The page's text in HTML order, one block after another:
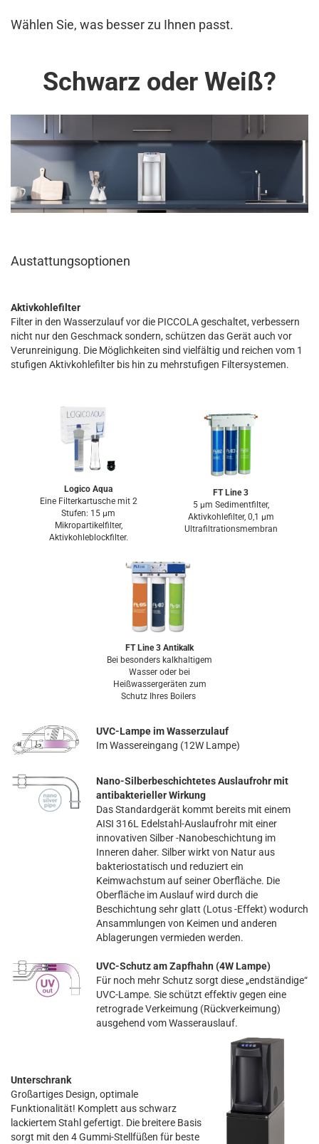
Wählen Sie, was besser zu Ihnen passt.
Schwarz oder Weiß?
Austattungsoptionen
Aktivkohlefilter
Filter in den Wasserzulauf vor die PICCOLA geschaltet, verbessern
nicht nur den Geschmack sondern, schützen das Gerät auch vor
Verunreinigung. Die Möglichkeiten sind vielfältig und reichen vom 1
stufigen Aktivkohlefilter bis hin zu mehrstufigen Filtersystemen.
Logico Aqua
Eine Filterkartusche mit 2
Stufen: 15 µm
Mikropartikelfilter,
Aktivkohleblockfilter.
FT Line 3
5 µm Sedimentfilter,
Aktivkohlefilter, 0,1 µm
Ultrafiltrationsmembran
FT Line 3 Antikalk
Bei besonders kalkhaltigem
Wasser oder bei
Heißwassergeräten zum
Schutz Ihres Boilers
UVC-Lampe im Wasserzulauf
Im Wassereingang (12W Lampe)
Nano-Silberbeschichtetes Auslaufrohr mit
antibakterieller Wirkung
Das Standardgerät kommt bereits mit einem
AISI 316L Edelstahl-Auslaufrohr mit einer
innovativen Silber -Nanobeschichtung im
Inneren daher. Silber wirkt von Natur aus
bakteriostatisch und reduziert ein
Keimwachstum auf seiner Oberfläche. Die
Oberfläche im Auslauf wird durch die
Beschichtung sehr glatt (Lotus -Effekt) wodurch
Ansammlungen von Keimen und anderen
Ablagerungen vermieden werden.
UVC-Schutz am Zapfhahn (4W Lampe)
Für noch mehr Schutz sorgt diese „endständige“
UVC-Lampe. Sie schützt effektiv gegen eine
retrograde Verkeimung (Rückverkeimung)
ausgehend vom Wasserauslauf.
Unterschrank
Großartiges Design, optimale
Funktionalität! Komplett aus schwarz
lackiertem Stahl gefertigt. Die breitere Basis
sorgt mit den 4 Gummi-Stellfüßen für beste